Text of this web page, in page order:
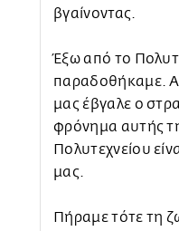
βγαίνοντας.
Έξω από το
παραδοθήκαμε.
μας έβγαλε ο
φρόνημα αυτής
Πολυτεχνείου
μας.
Πήραμε τότε τη